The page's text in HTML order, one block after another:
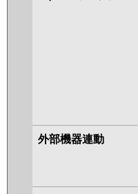
外部機器連動